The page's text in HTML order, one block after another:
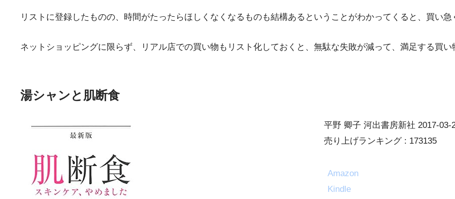
リストに登録したものの、時間がたったらほしくなくなるものも結構あるということがわかってくると、買い
ネットショッピングに限らず、リアル店での買い物もリスト化しておくと、無駄な失敗が減って、満足する買
湯シャンと肌断食
平野 卿子 河出書房新社 2017-03-
売り上げランキング : 173135
Amazon
Kindle